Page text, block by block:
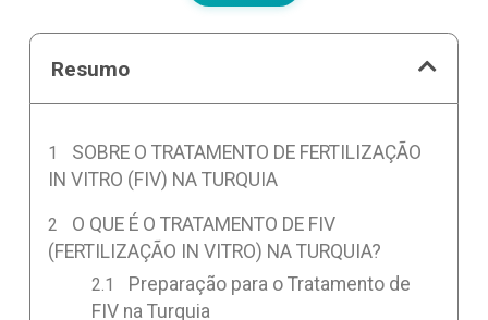
Resumo
SOBRE O TRATAMENTO DE FERTILIZAÇÃO
IN VITRO (FIV) NA TURQUIA
O QUE É O TRATAMENTO DE FIV
(FERTILIZAÇÃO IN VITRO) NA TURQUIA?
Preparação para o Tratamento de
FIV na Turquia